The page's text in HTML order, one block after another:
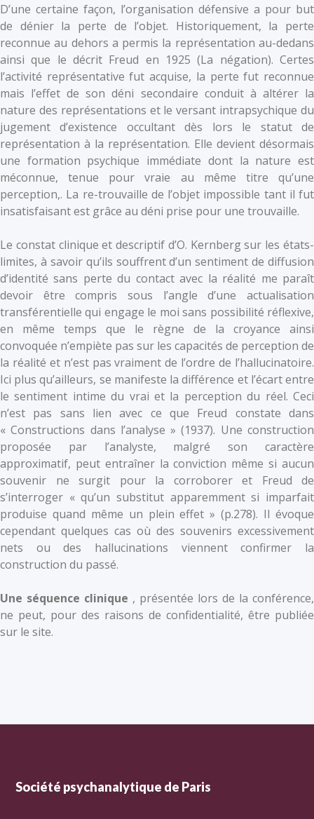
D’une certaine façon, l’organisation défensive a pour but
de dénier la perte de l’objet. Historiquement, la perte
reconnue au dehors a permis la représentation au-dedans
ainsi que le décrit Freud en 1925 (La négation). Certes
l’activité représentative fut acquise, la perte fut reconnue
mais l’effet de son déni secondaire conduit à altérer la
nature des représentations et le versant intrapsychique du
jugement d’existence occultant dès lors le statut de
représentation à la représentation. Elle devient désormais
une formation psychique immédiate dont la nature est
méconnue, tenue pour vraie au même titre qu’une
perception,. La re-trouvaille de l’objet impossible tant il fut
insatisfaisant est grâce au déni prise pour une trouvaille.
Le constat clinique et descriptif d’O. Kernberg sur les états-
limites, à savoir qu’ils souffrent d’un sentiment de diffusion
d’identité sans perte du contact avec la réalité me paraît
devoir être compris sous l’angle d’une actualisation
transférentielle qui engage le moi sans possibilité réflexive,
en même temps que le règne de la croyance ainsi
convoquée n’empiète pas sur les capacités de perception de
la réalité et n’est pas vraiment de l’ordre de l’hallucinatoire.
Ici plus qu’ailleurs, se manifeste la différence et l’écart entre
le sentiment intime du vrai et la perception du réel. Ceci
n’est pas sans lien avec ce que Freud constate dans
« Constructions dans l’analyse » (1937). Une construction
proposée par l’analyste, malgré son caractère
approximatif, peut entraîner la conviction même si aucun
souvenir ne surgit pour la corroborer et Freud de
s’interroger « qu’un substitut apparemment si imparfait
produise quand même un plein effet » (p.278). Il évoque
cependant quelques cas où des souvenirs excessivement
nets ou des hallucinations viennent confirmer la
construction du passé.
Une séquence clinique , présentée lors de la conférence,
ne peut, pour des raisons de confidentialité, être publiée
sur le site.
Société psychanalytique de Paris